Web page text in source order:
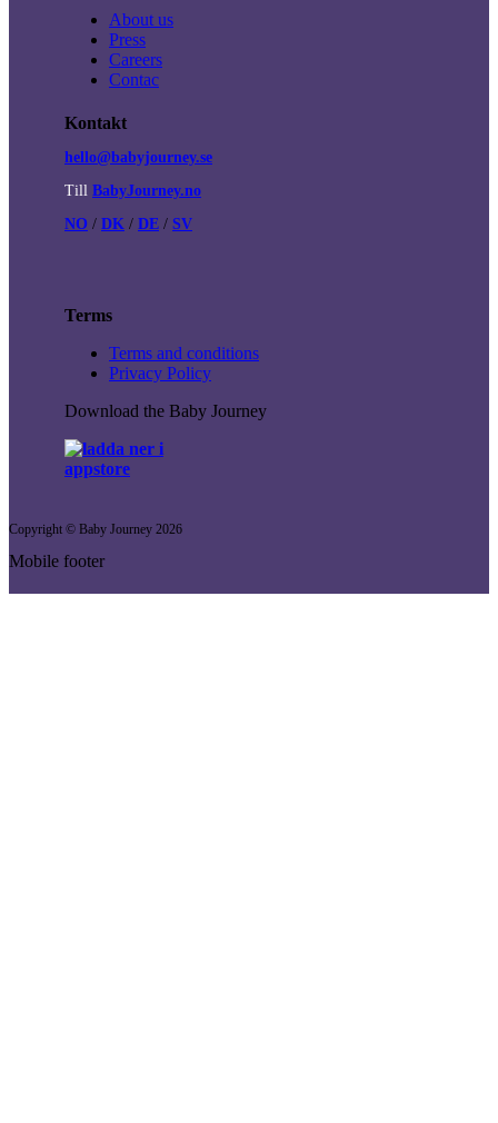
About us
Press
Careers
Contac
Kontakt
hello@babyjourney.se
Till BabyJourney.no
NO / DK / DE / SV
Terms
Terms and conditions
Privacy Policy
Download the Baby Journey
Copyright © Baby Journey 2026
Mobile footer